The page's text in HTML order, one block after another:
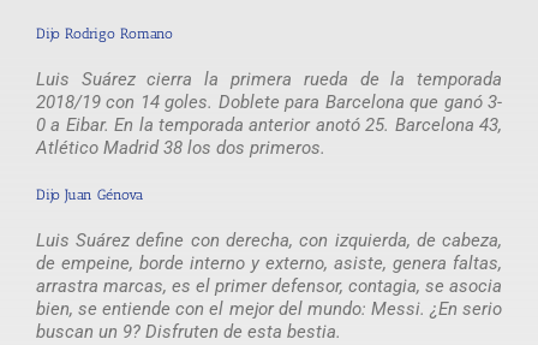
Dijo Rodrigo Romano
Luis Suárez cierra la primera rueda de la temporada
2018/19 con 14 goles. Doblete para Barcelona que ganó 3-
0 a Eibar. En la temporada anterior anotó 25. Barcelona 43,
Atlético Madrid 38 los dos primeros.
Dijo Juan Génova
Luis Suárez define con derecha, con izquierda, de cabeza,
de empeine, borde interno y externo, asiste, genera faltas,
arrastra marcas, es el primer defensor, contagia, se asocia
bien, se entiende con el mejor del mundo: Messi. ¿En serio
buscan un 9? Disfruten de esta bestia.